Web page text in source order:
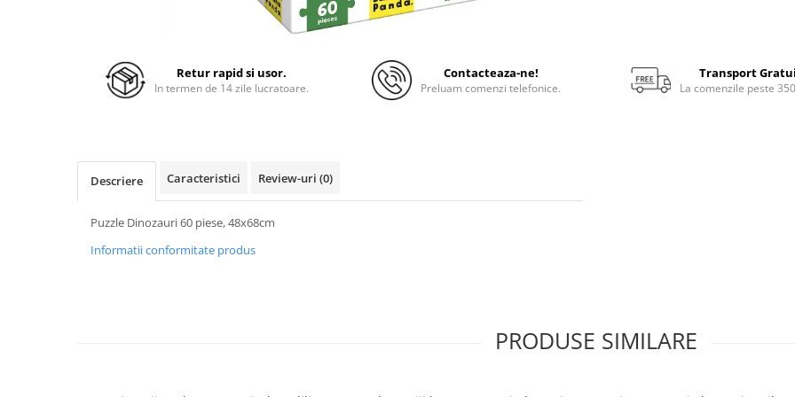
Retur rapid si usor.
In termen de 14 zile lucratoare.
Contacteaza-ne!
Preluam comenzi telefonice.
Transport
La comenzile peste
Descriere Caracteristici Review-uri (0)
Puzzle Dinozauri 60 piese, 48x68cm
Informatii conformitate produs
PRODUSE SIMILARE